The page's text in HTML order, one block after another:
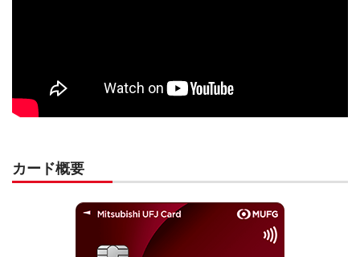
カード概要